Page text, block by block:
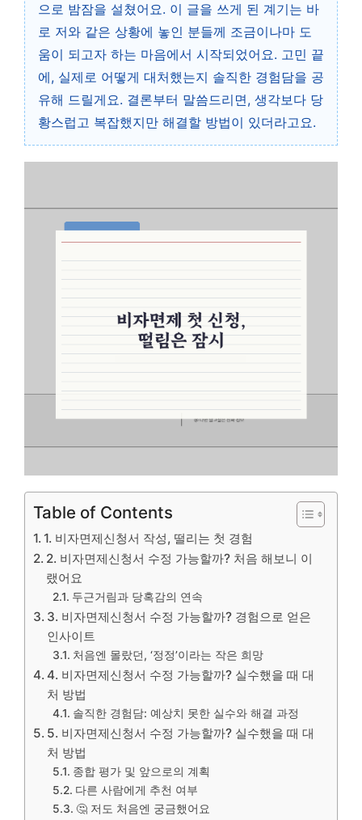
으로 밤잠을 설쳤어요. 이 글을 쓰게 된 계기는 바
로 저와 같은 상황에 놓인 분들께 조금이나마 도
움이 되고자 하는 마음에서 시작되었어요. 고민 끝
에, 실제로 어떻게 대처했는지 솔직한 경험담을 공
유해 드릴게요. 결론부터 말씀드리면, 생각보다 당
황스럽고 복잡했지만 해결할 방법이 있더라고요.
Table of Contents
1. 비자면제신청서 작성, 떨리는 첫 경험
2. 비자면제신청서 수정 가능할까? 처음 해보니 이
랬어요
두근거림과 당혹감의 연속
3. 비자면제신청서 수정 가능할까? 경험으로 얻은
인사이트
처음엔 몰랐던, ‘정정’이라는 작은 희망
4. 비자면제신청서 수정 가능할까? 실수했을 때 대
처 방법
솔직한 경험담: 예상치 못한 실수와 해결 과정
5. 비자면제신청서 수정 가능할까? 실수했을 때 대
처 방법
종합 평가 및 앞으로의 계획
다른 사람에게 추천 여부
🤔 저도 처음엔 궁금했어요